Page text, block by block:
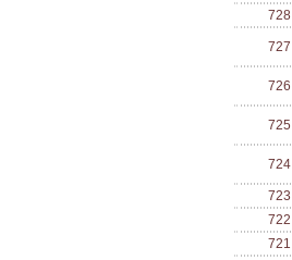
728
727
726
725
724
723
722
721